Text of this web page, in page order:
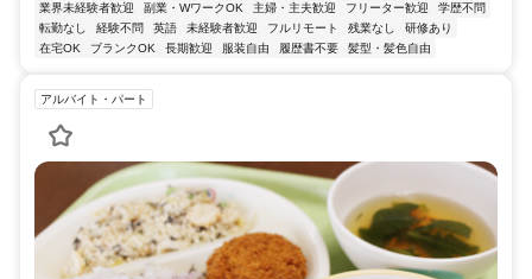
業界未経験者歓迎 副業・WワークOK 主婦・主夫歓迎 フリーター歓迎
学歴不問
転勤なし
経験不問 英語 未経験者歓迎 フルリモート 残業なし
研修あり
在宅OK
ブランクOK 長期歓迎 服装自由 履歴書不要 髪型・髪色自由
アルバイト・パート